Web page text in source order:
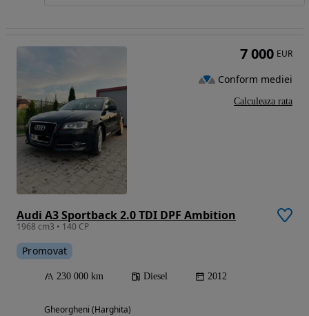
Audi A3 Sportback 2.0 TDI DPF Ambition
1968 cm3 • 140 CP
Promovat
230 000 km Diesel 2012
Gheorgheni (Harghita)
7 000 EUR
Conform mediei
Calculeaza rata